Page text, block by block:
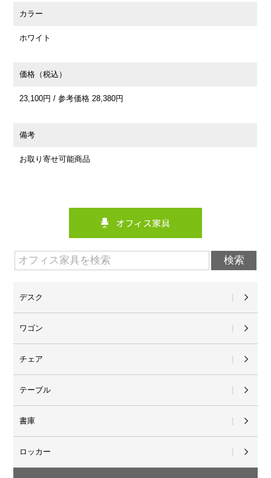
カラー
ホワイト
価格（税込）
23,100円 / 参考価格 28,380円
備考
お取り寄せ可能商品
デスク
ワゴン
チェア
テーブル
書庫
ロッカー